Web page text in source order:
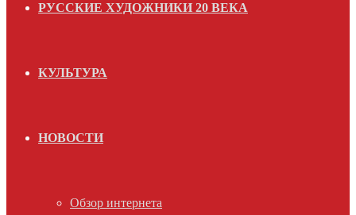
РУССКИЕ ХУДОЖНИКИ 20 ВЕКА
КУЛЬТУРА
НОВОСТИ
Обзор интернета